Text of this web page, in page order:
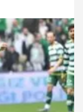
yapmak için